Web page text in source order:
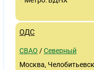
ОДС
СВАО /Северный
Москва,